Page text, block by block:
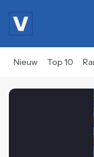
Nieuw Top 10